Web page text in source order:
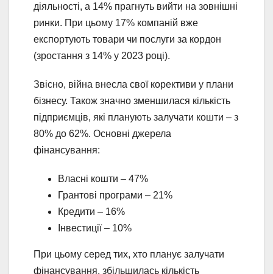
діяльності, а 14% прагнуть вийти на зовнішні
ринки. При цьому 17% компаній вже
експортують товари чи послуги за кордон
(зростання з 14% у 2023 році).
Звісно, війна внесла свої корективи у плани
бізнесу. Також значно зменшилася кількість
підприємців, які планують залучати кошти – з
80% до 62%. Основні джерела
фінансування:
Власні кошти – 47%
Грантові програми – 21%
Кредити – 16%
Інвестиції – 10%
При цьому серед тих, хто планує залучати
фінансування, збільшилась кількість